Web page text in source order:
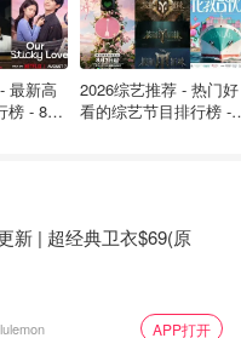
最新高
榜 - 8月
2026综艺推荐 - 热门好
看的综艺节目排行榜 -
新 | 超经典卫衣$69(原
APP打开